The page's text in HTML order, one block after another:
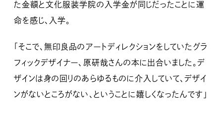
た金額と文化服装学院の入学金が同じだったことに運
命を感じ、入学。
「そこで、無印良品のアートディレクションをしていたグラ
フィックデザイナー、原研哉さんの本に出合いました。デ
ザインは身の回りのあらゆるものに介入していて、デザイ
ンがないところがない、ということに嬉しくなったんです」